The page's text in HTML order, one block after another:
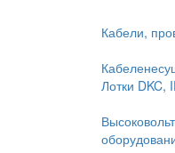
Кабели,
Лотки DKC,